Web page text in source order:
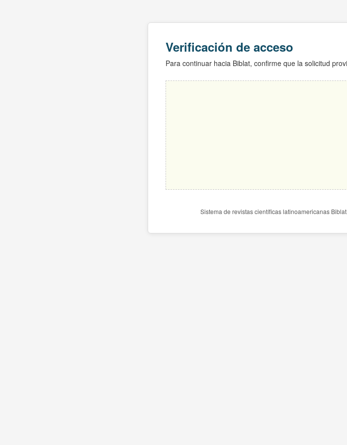
Verificación de acceso
Para continuar hacia Biblat, confirme que la solicitud
Sistema de revistas científicas latinoamericanas